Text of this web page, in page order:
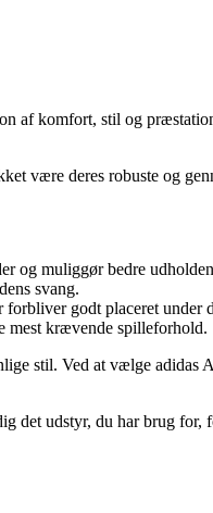
komfort, stil og
være deres robuste og
og muliggør bedre
svang.
forbliver godt placeret under
mest krævende spilleforhold.
stil. Ved at vælge
det udstyr, du har brug for,